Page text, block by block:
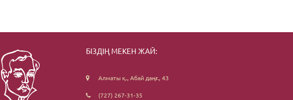
БІЗДІҢ МЕКЕН ЖАЙ:
Алматы қ., Абай даңғ., 43
(727) 267-31-35